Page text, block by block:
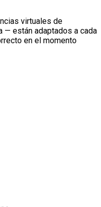
virtuales de
— están adaptados a cada
en el momento